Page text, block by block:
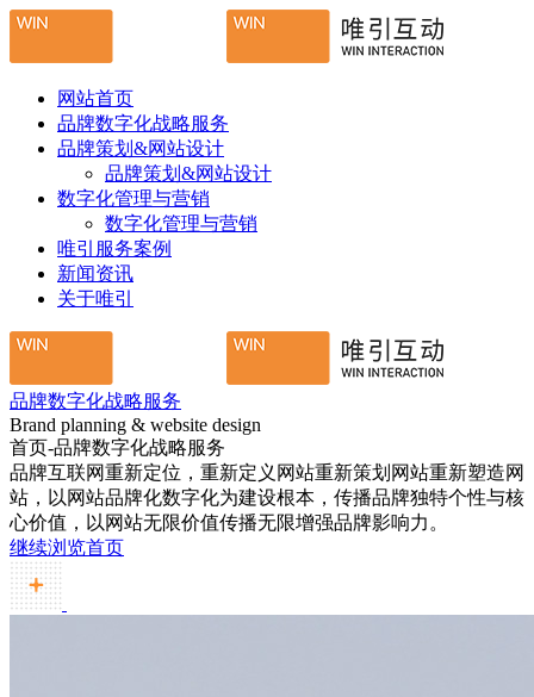
网站首页
品牌数字化战略服务
品牌策划&网站设计
品牌策划&网站设计
数字化管理与营销
数字化管理与营销
唯引服务案例
新闻资讯
关于唯引
品牌数字化战略服务
Brand planning & website design
首页-品牌数字化战略服务
品牌互联网重新定位，重新定义网站重新策划网站重新塑造网
站，以网站品牌化数字化为建设根本，传播品牌独特个性与核
心价值，以网站无限价值传播无限增强品牌影响力。
继续浏览首页